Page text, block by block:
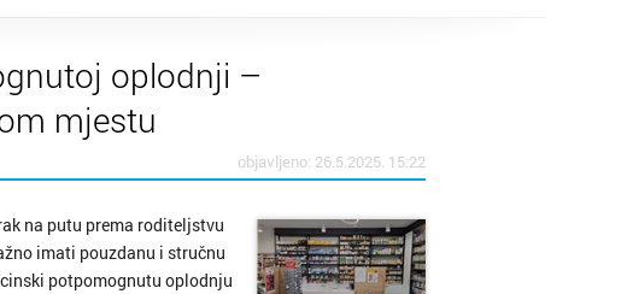
oplodnji –
mjestu
objavljeno: 26.5.2025. 15:22
na putu prema roditeljstvu
imati pouzdanu i stručnu
potpomognutu oplodnju